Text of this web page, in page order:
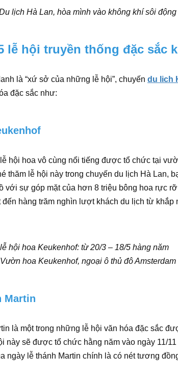
lịch Hà Lan, hòa mình vào không khí sôi
lễ hội truyền thống đặc sắc
là “xứ sở của những lễ hội”, chuyến du lich
đặc sắc như:
hội hoa vô cùng nổi tiếng được tổ chức tại
thăm lễ hội này trong chuyến du lịch Hà Lan,
với sự góp mặt của hơn 8 triệu bông hoa rực
đến hàng trăm nghìn lượt khách du lịch từ
hội hoa Keukenhof: từ 20/3 – 18/5 hàng năm
hoa Keukenhof, ngoại ô thủ đô Amsterdam
Martin
là một trong những lễ hội văn hóa đặc sắc
này sẽ được tổ chức hằng năm vào ngày 11/
ngày lễ thánh Martin chính là có nét tương